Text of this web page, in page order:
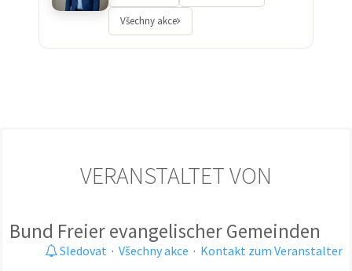
Všechny akce
VERANSTALTET VON
Bund Freier evangelischer Gemeinden
Sledovat · Všechny akce · Kontakt zum Veranstalter